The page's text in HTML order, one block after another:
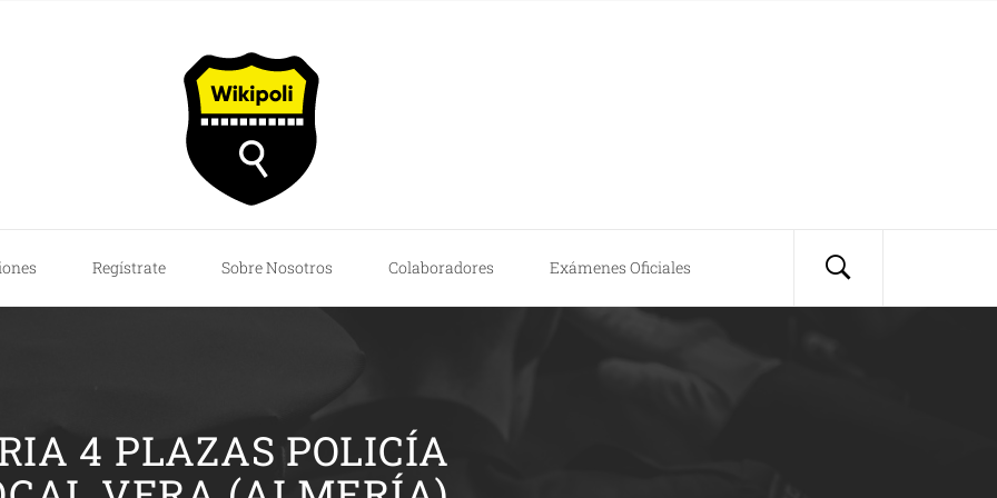
Regístrate Sobre Nosotros Colaboradores Exámenes Oficiales
4 PLAZAS POLICÍA